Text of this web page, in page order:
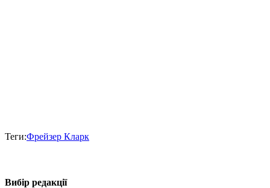
Теги:Фрейзер Кларк
Вибір редакції